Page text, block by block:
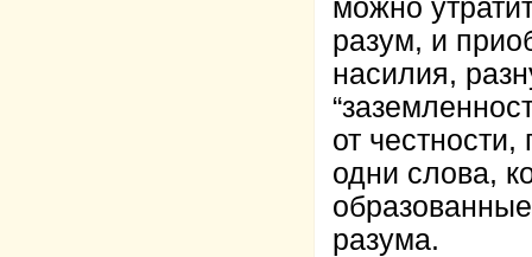
можно
разум, и
насилия,
от
одни слова,
разума.